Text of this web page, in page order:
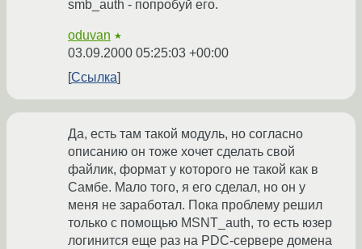
smb_auth - попробуй его.
oduvan ★
03.09.2000 05:25:03 +00:00
Ссылка
Да, есть там такой модуль, но согласно
описанию он тоже хочет сделать свой
файлик, формат у которого не такой как в
Самбе. Мало того, я его сделал, но он у
меня не заработал. Пока проблему решил
только с помощью MSNT_auth, то есть юзер
логинится еще раз на PDC-сервере домена